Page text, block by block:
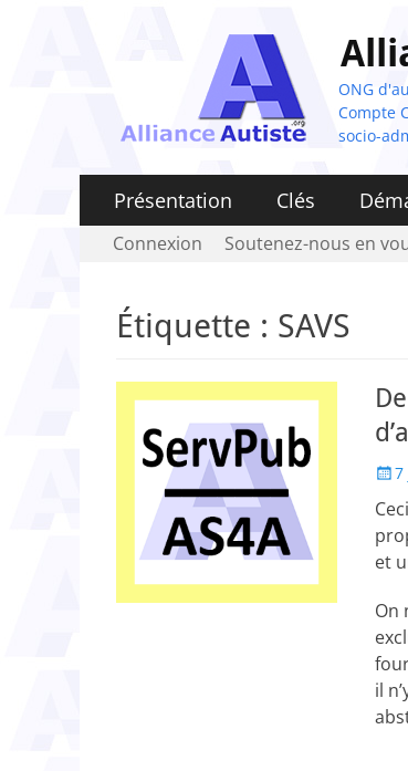
ONG
Compte
socio-
Menu
principal
Aller
contenu
Présentation Clés
Menu
Aller
Connexion Soutenez-nous en
Étiquette : SAVS
7
et
On
il